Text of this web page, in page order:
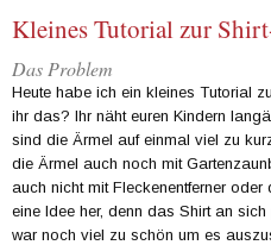
Kleines Tutorial zur
Das Problem
Heute habe ich ein kleines Tutorial
ihr das? Ihr näht euren Kindern
sind die Ärmel auf einmal viel zu
die Ärmel auch noch mit
auch nicht mit Fleckenentferner
eine Idee her, denn das Shirt an
war noch viel zu schön um es